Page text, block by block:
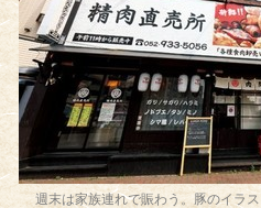
週末は家族連れで賑わう。豚のイラ